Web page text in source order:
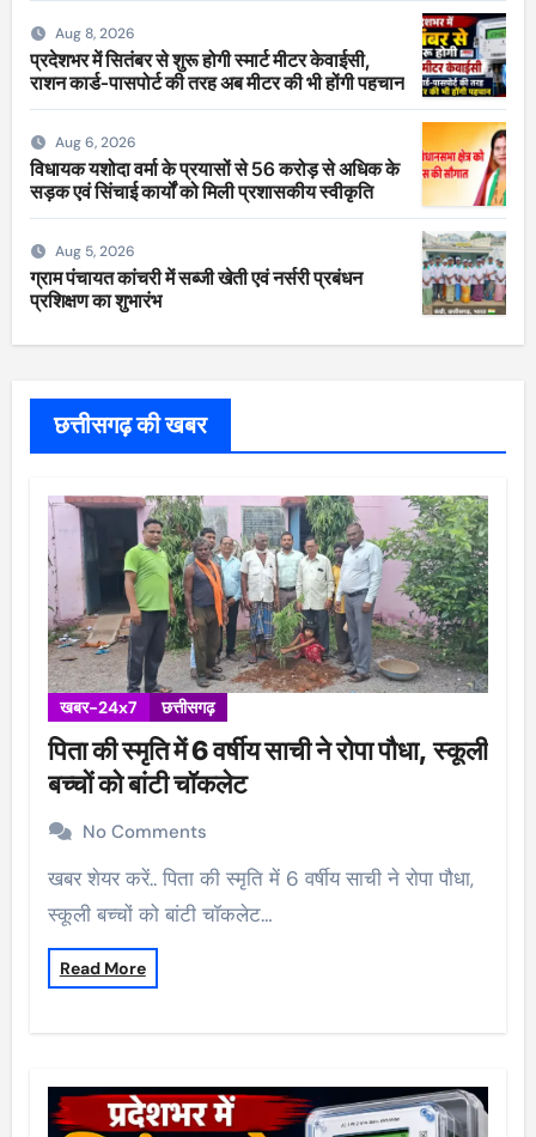
Aug 8, 2026
प्रदेशभर में सितंबर से शुरू होगी स्मार्ट मीटर केवाईसी,
राशन कार्ड-पासपोर्ट की तरह अब मीटर की भी होंगी पहचान
Aug 6, 2026
विधायक यशोदा वर्मा के प्रयासों से 56 करोड़ से अधिक के
सड़क एवं सिंचाई कार्यों को मिली प्रशासकीय स्वीकृति
Aug 5, 2026
ग्राम पंचायत कांचरी में सब्जी खेती एवं नर्सरी प्रबंधन
प्रशिक्षण का शुभारंभ
छत्तीसगढ़ की खबर
खबर-24x7 छत्तीसगढ़
पिता की स्मृति में 6 वर्षीय साची ने रोपा पौधा, स्कूली
बच्चों को बांटी चॉकलेट
No Comments
खबर शेयर करें.. पिता की स्मृति में 6 वर्षीय साची ने रोपा पौधा,
स्कूली बच्चों को बांटी चॉकलेट…
Read More